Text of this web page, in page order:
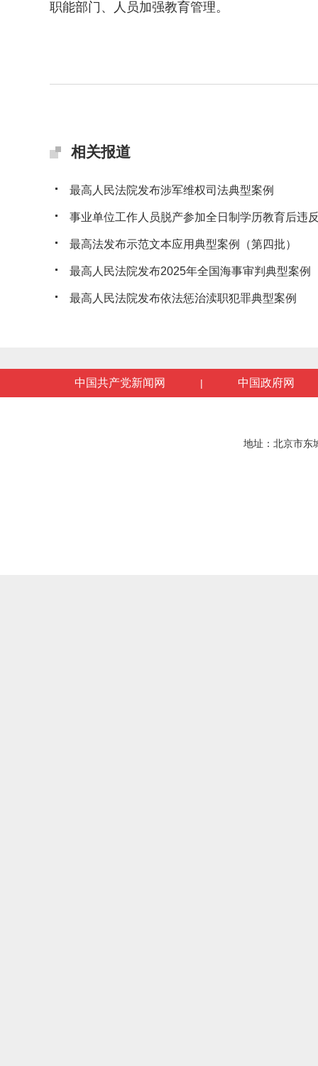
职能部门、人员加强教育管理。
相关报道
最高人民法院发布涉军维权司法典型案例
事业单位工作人员脱产参加全日制学历教育后违
最高法发布示范文本应用典型案例（第四批）
最高人民法院发布2025年全国海事审判典型案例
最高人民法院发布依法惩治渎职犯罪典型案例
中国共产党新闻网 | 中国政府网
地址：北京市东